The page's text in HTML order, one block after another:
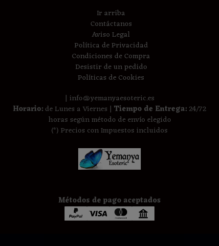
Ir arriba
Contáctanos
Aviso Legal
Política de Privacidad
Condiciones de Compra
Desistir de un pedido
Políticas de Cookies
| info@yemanyaesoteric.es
Horario:de Lunes a Viernes | Tiempo de Entrega:24/72
horas según método de envío elegido
(*) Precios con Impuestos incluidos
Métodos de pago aceptados